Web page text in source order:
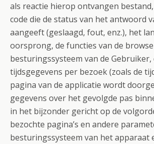
als reactie hierop ontvangen
code die de status van het antwoord
aangeeft (geslaagd, fout, enz.), het
oorsprong, de functies van de
besturingssysteem van de Gebruiker,
tijdsgegevens per bezoek (zoals de
pagina van de applicatie wordt
gegevens over het gevolgde pas
in het bijzonder gericht op de
bezochte pagina’s en andere
besturingssysteem van het apparaat